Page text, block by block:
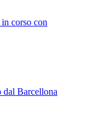
corso con
Barcellona